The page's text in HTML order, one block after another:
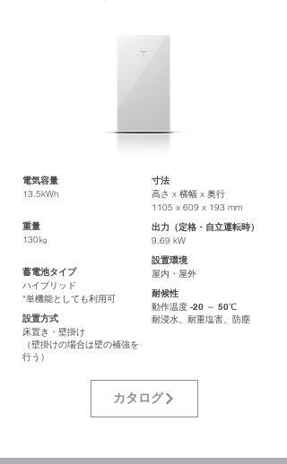
電気容量
13.5kWh
重量
130㎏​
蓄電池タイプ
ハイブリッド
*単機能としても利用可
設置方式
床置き・壁掛け
（壁掛けの場合は壁の補強を
行う）
寸法
高さ x 横幅 x 奥行
1105 x 609 x 193 mm
出力（定格・自立運転時）
9.69 kW
設置環境
屋内・屋外
耐候性
動作温度 -20 ～ 50℃
耐浸水、耐重塩害、防塵
カタログ